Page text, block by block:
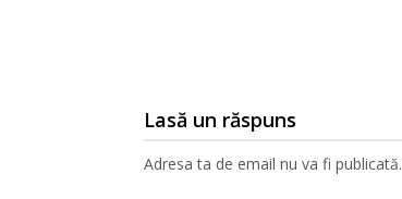
Lasă un răspuns
Adresa ta de email nu va fi publicată.